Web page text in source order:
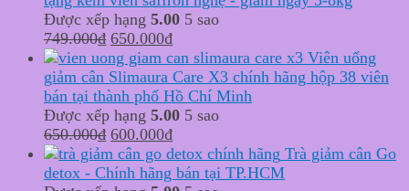
Được xếp hạng 5.00 5 sao
749.000₫ Original
price
was:
749.000₫.
650.000₫Current
price
is:
650.000₫.
Viên uống
giảm cân Slimaura Care X3 chính hãng hộp 38 viên
bán tại thành phố Hồ Chí Minh
Được xếp hạng 5.00 5 sao
650.000₫ Original
price
was:
600.000₫Current
price
is:
Trà giảm cân Go
detox - Chính hãng bán tại TP.HCM